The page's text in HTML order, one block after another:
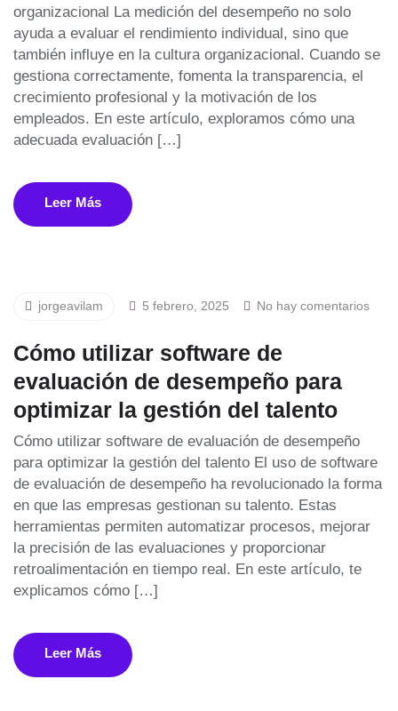
organizacional La medición del desempeño no solo
ayuda a evaluar el rendimiento individual, sino que
también influye en la cultura organizacional. Cuando se
gestiona correctamente, fomenta la transparencia, el
crecimiento profesional y la motivación de los
empleados. En este artículo, exploramos cómo una
adecuada evaluación […]
Leer Más
jorgeavilam 5 febrero, 2025 No hay comentarios
Cómo utilizar software de
evaluación de desempeño para
optimizar la gestión del talento
Cómo utilizar software de evaluación de desempeño
para optimizar la gestión del talento El uso de software
de evaluación de desempeño ha revolucionado la forma
en que las empresas gestionan su talento. Estas
herramientas permiten automatizar procesos, mejorar
la precisión de las evaluaciones y proporcionar
retroalimentación en tiempo real. En este artículo, te
explicamos cómo […]
Leer Más